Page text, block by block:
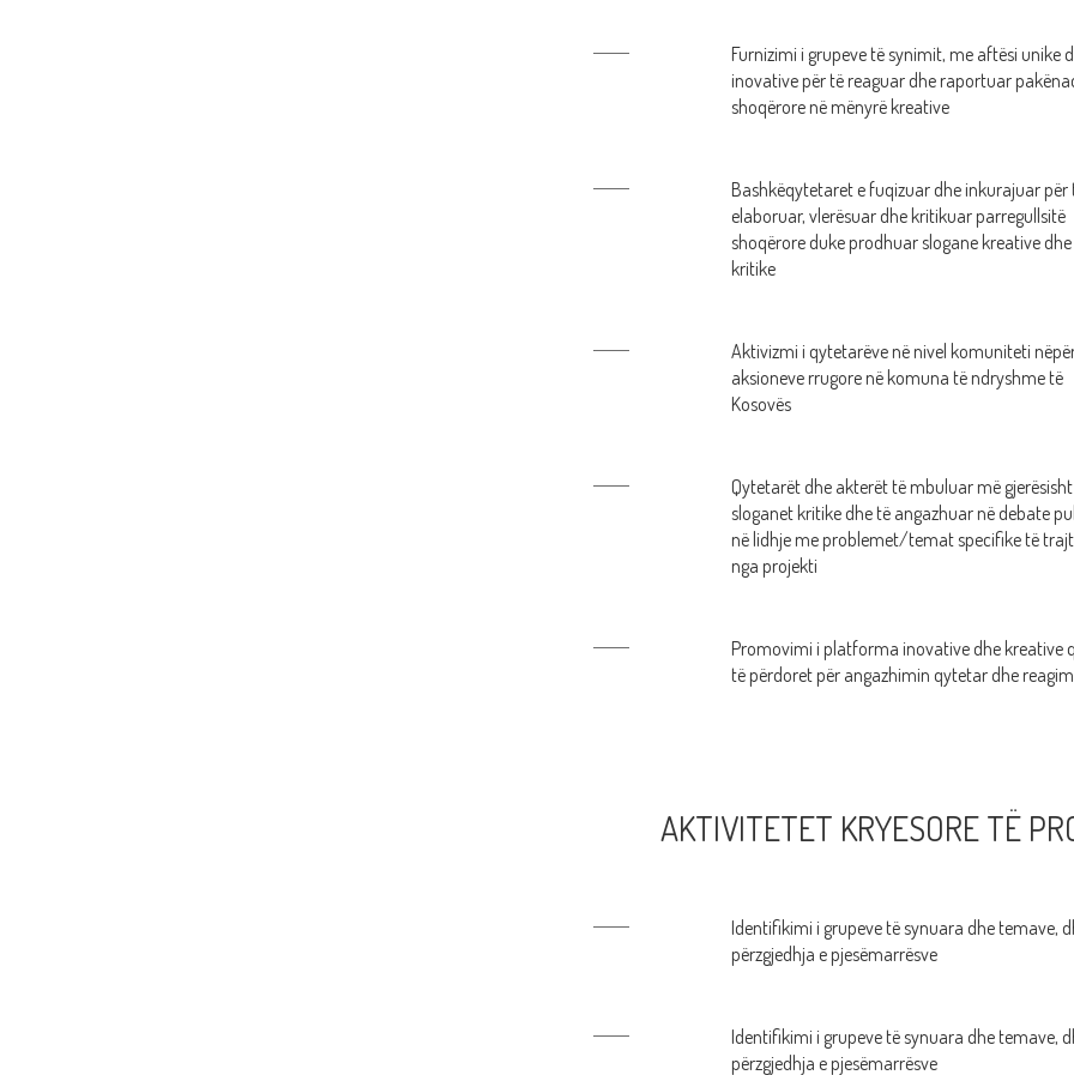
Furnizimi i grupeve të synimit, me aftësi unike
inovative për të reaguar dhe raportuar
shoqërore në mënyrë kreative
Bashkëqytetaret e fuqizuar dhe inkurajuar për
elaboruar, vlerësuar dhe kritikuar parregullsitë
shoqërore duke prodhuar slogane kreative dhe
kritike
Aktivizmi i qytetarëve në nivel komuniteti
aksioneve rrugore në komuna të ndryshme të
Kosovës
Qytetarët dhe akterët të mbuluar më
sloganet kritike dhe të angazhuar në debate
në lidhje me problemet/temat specifike të
nga projekti
Promovimi i platforma inovative dhe kreative
të përdoret për angazhimin qytetar dhe
AKTIVITETET KRYESORE TË
Identifikimi i grupeve të synuara dhe temave,
përzgjedhja e pjesëmarrësve
Identifikimi i grupeve të synuara dhe temave,
përzgjedhja e pjesëmarrësve
Slloganet e prodhuara, qëndrimet dhe mendimet e shprehura në sllogane, nuk reflektojnë ato të Integra-s